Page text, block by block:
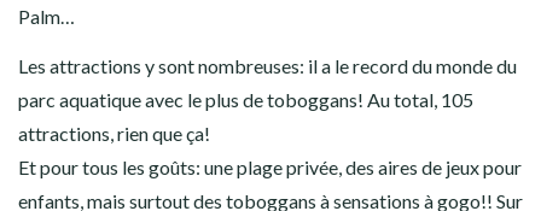
Palm…
Les attractions y sont nombreuses: il a le record du monde du
parc aquatique avec le plus de toboggans! Au total, 105
attractions, rien que ça!
Et pour tous les goûts: une plage privée, des aires de jeux pour
enfants, mais surtout des toboggans à sensations à gogo!! Sur